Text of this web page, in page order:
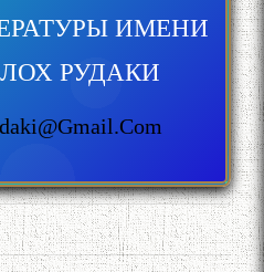
ИМЕНИ
РУДАКИ